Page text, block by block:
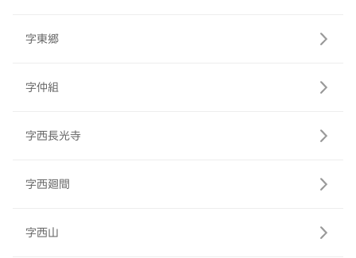
字東郷
字仲組
字西長光寺
字西廻間
字西山